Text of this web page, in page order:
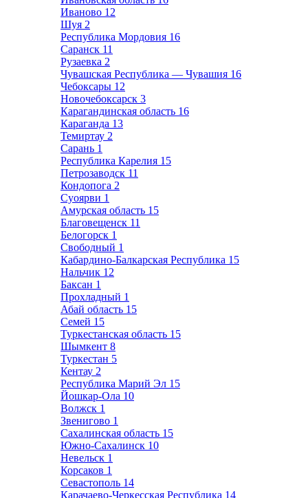
Иваново 12
Шуя 2
Республика Мордовия 16
Саранск 11
Рузаевка 2
Чувашская Республика — Чувашия 16
Чебоксары 12
Новочебоксарск 3
Карагандинская область 16
Караганда 13
Темиртау 2
Сарань 1
Республика Карелия 15
Петрозаводск 11
Кондопога 2
Суоярви 1
Амурская область 15
Благовещенск 11
Белогорск 1
Свободный 1
Кабардино-Балкарская Республика 15
Нальчик 12
Баксан 1
Прохладный 1
Абай область 15
Семей 15
Туркестанская область 15
Шымкент 8
Туркестан 5
Кентау 2
Республика Марий Эл 15
Йошкар-Ола 10
Волжск 1
Звенигово 1
Сахалинская область 15
Южно-Сахалинск 10
Невельск 1
Корсаков 1
Севастополь 14
Карачаево-Черкесская Республика 14